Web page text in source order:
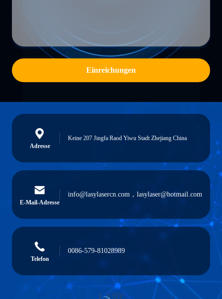
Einreichungen
Adresse
Keine 207 Jingfa Raod Yiwu Stadt Zhejiang China
E-Mail-Adresse
info@lasylasercn.com，lasylaser@hotmail.com
Telefon
0086-579-81028989